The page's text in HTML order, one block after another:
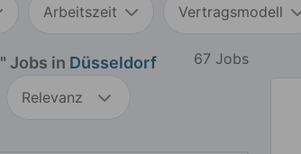
Arbeitszeit Vertragsmodell
" Jobs in Düsseldorf 67 Jobs
Relevanz